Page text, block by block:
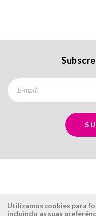
Utilizamos cookies para
incluindo as suas